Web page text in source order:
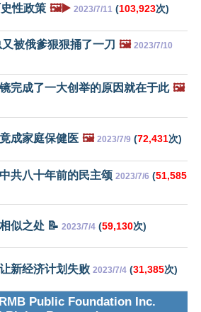
性政策 🖼️▶️ 2023/7/11 (103,923次)
被俄爹狠狠捅了一刀 🖼️ 2023/7/10
完成了一大创举的原因就在于此 🖼️
成家庭保健医 🖼️ 2023/7/9 (72,431次)
共八十年前的民主颂 2023/7/6 (51,585
似之处 📝 2023/7/4 (59,130次)
新经济计划失败 2023/7/4 (31,385次)
Public Foundation Inc.